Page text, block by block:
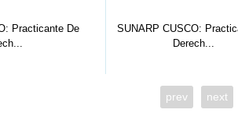
SUNARP CUSCO: Practicante de
prev next